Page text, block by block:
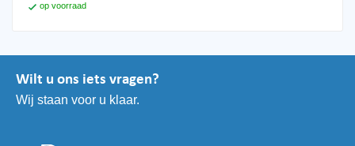
op voorraad
Wilt u ons iets vragen?
Wij staan voor u klaar.